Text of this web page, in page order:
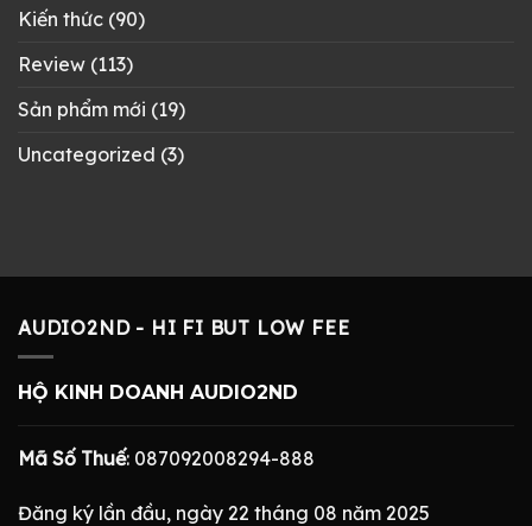
Kiến thức (90)
Review (113)
Sản phẩm mới (19)
Uncategorized (3)
AUDIO2ND - HI FI BUT LOW FEE
HỘ KINH DOANH AUDIO2ND
Mã Số Thuế: 087092008294-888
Đăng ký lần đầu, ngày 22 tháng 08 năm 2025